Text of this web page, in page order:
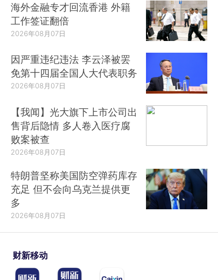
海外金融专才回流香港 外籍
工作签证翻倍
2026年08月07日
因严重违纪违法 李云泽被罢
免第十四届全国人大代表职务
2026年08月07日
【我闻】光大旗下上市公司出
售背后隐情 多人卷入医疗腐
败案被查
2026年08月07日
特朗普坚称美国防空弹药库存
充足 但不会向乌克兰提供更
多
2026年08月07日
财新移动